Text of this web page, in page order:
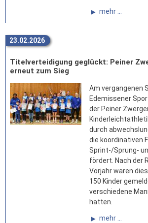
mehr ...
23.02.2026
Titelverteidigung geglückt: Peiner
erneut zum Sieg
Am vergangenen
Edemissener
der Peiner
durch
die koordinativen
Sprint-/Sprung-
fördert. Nach der
Vorjahr waren
150 Kinder
verschiedene
hatten.
mehr ...